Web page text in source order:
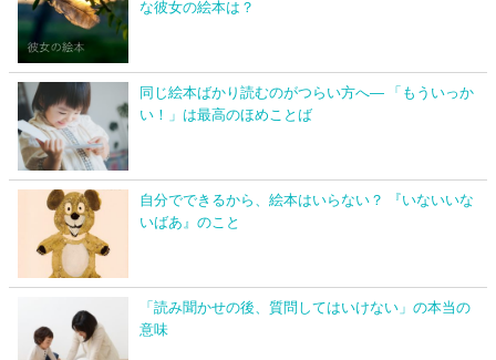
な彼女の絵本は？
同じ絵本ばかり読むのがつらい方へ― 「もういっか
い！」は最高のほめことば
自分でできるから、絵本はいらない？ 『いないいな
いばあ』のこと
「読み聞かせの後、質問してはいけない」の本当の
意味